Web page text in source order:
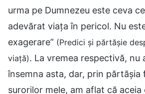
urma pe Dumnezeu este ceva
adevărat viața în pericol. Nu
exagerare” (Predici și părtășie
viață). La vremea respectivă, nu
însemna asta, dar, prin părtășia
surorilor mele, am aflat că aceia